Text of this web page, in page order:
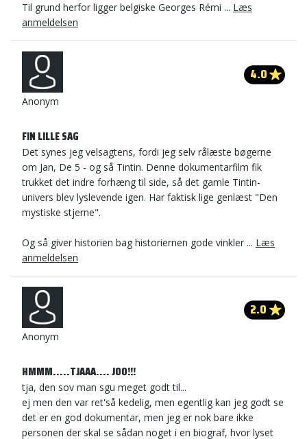
Til grund herfor ligger belgiske Georges Rémi ... Læs
anmeldelsen
Anonym
4.0
FIN LILLE SAG
Det synes jeg velsagtens, fordi jeg selv rålæste bøgerne
om Jan, De 5 - og så Tintin. Denne dokumentarfilm fik
trukket det indre forhæng til side, så det gamle Tintin-
univers blev lyslevende igen. Har faktisk lige genlæst "Den
mystiske stjerne".
Og så giver historien bag historiernen gode vinkler ... Læs
anmeldelsen
Anonym
2.0
HMMM.....TJAAA.... JOO!!!
tja, den sov man sgu meget godt til...
ej men den var ret'så kedelig, men egentlig kan jeg godt se
det er en god dokumentar, men jeg er nok bare ikke
personen der skal se sådan noget i en biograf, hvor lyset